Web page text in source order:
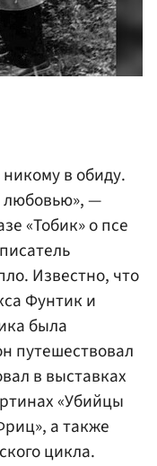
в обиду.
любовью», —
«Тобик» о псе
Известно, что
Фунтик и
была
путешествовал
в выставках
«Убийцы
а также
цикла.